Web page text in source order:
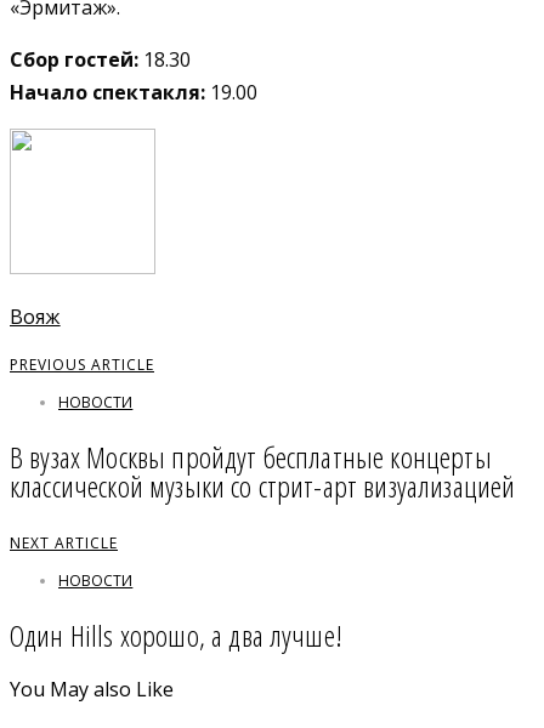
«Эрмитаж».
Сбор гостей: 18.30
Начало спектакля: 19.00
Вояж
PREVIOUS ARTICLE
НОВОСТИ
В вузах Москвы пройдут бесплатные концерты
классической музыки со стрит-арт визуализацией
NEXT ARTICLE
НОВОСТИ
Один Hills хорошо, а два лучше!
You May also Like